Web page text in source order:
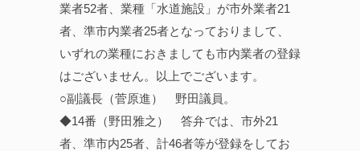
業者52者、業種「水道施設」が市外業者21
者、準市内業者25者となっておりまして、
いずれの業種におきましても市内業者の登録
はございません。以上でございます。
○副議長（菅原進） 野田議員。
◆14番（野田雅之） 答弁では、市外21
者、準市内25者、計46者等が登録をしてお